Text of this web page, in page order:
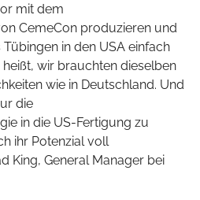
mit dem
CemeCon produzieren und
in den USA einfach
wir brauchten dieselben
wie in Deutschland. Und
die
in die US-Fertigung zu
ihr Potenzial voll
King, General Manager bei